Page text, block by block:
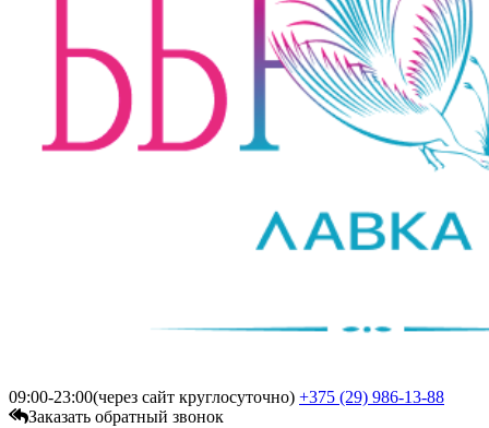
09:00-23:00(через сайт круглосуточно) +375 (29) 986-13-88
Заказать обратный звонок